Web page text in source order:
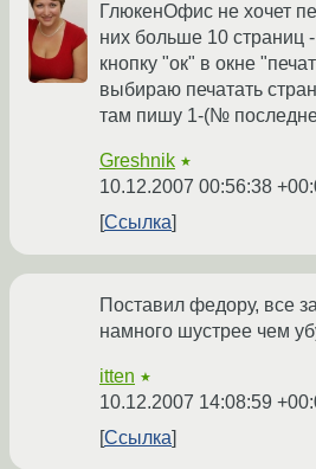
ГлюкенОфис не хочет
них больше 10 страниц
кнопку "ок" в окне
выбираю печатать
там пишу 1-(№
Greshnik ★
10.12.2007 00:56:38
Ссылка
Поставил федору, все
намного шустрее чем
itten ★
10.12.2007 14:08:59
Ссылка